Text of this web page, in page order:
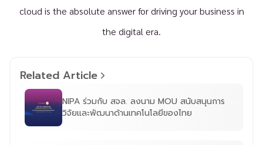
cloud is the absolute answer for driving your business in
the digital era.
Related Article
NIPA ร่วมกับ สจล. ลงนาม MOU สนับสนุนการ
วิจัยและพัฒนาด้านเทคโนโลยีของไทย